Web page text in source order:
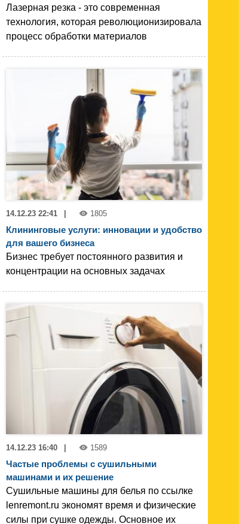
Лазерная резка - это современная
технология, которая революционизировала
процесс обработки материалов
14.12.23 22:41 1805
Клининговые услуги: инновации и удобство
для вашего бизнеса
Бизнес требует постоянного развития и
концентрации на основных задачах
14.12.23 16:40 1589
Частые проблемы с сушильными
машинами и их решение
Сушильные машины для белья по ссылке
lenremont.ru экономят время и физические
силы при сушке одежды. Основное их